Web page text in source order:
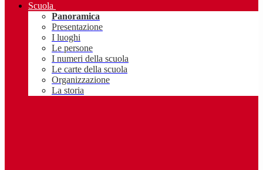
Scuola
Panoramica
Presentazione
I luoghi
Le persone
I numeri della scuola
Le carte della scuola
Organizzazione
La storia